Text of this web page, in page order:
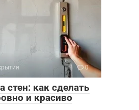
0
стен: как сделать
и красиво